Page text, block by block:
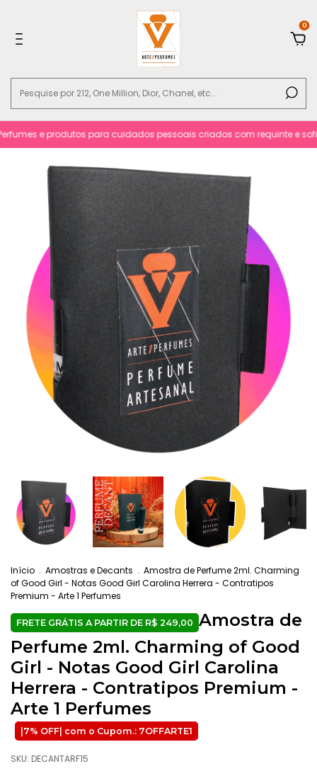
0
e produtos para cuidados pessoais criados com requinte e
Início . Amostras e Decants . Amostra de Perfume 2ml. Charming
of Good Girl - Notas Good Girl Carolina Herrera - Contratipos
Premium - Arte 1 Perfumes
Amostra de
Perfume 2ml. Charming of Good
Girl - Notas Good Girl Carolina
Herrera - Contratipos Premium -
Arte 1 Perfumes
SKU: DECANTARF15